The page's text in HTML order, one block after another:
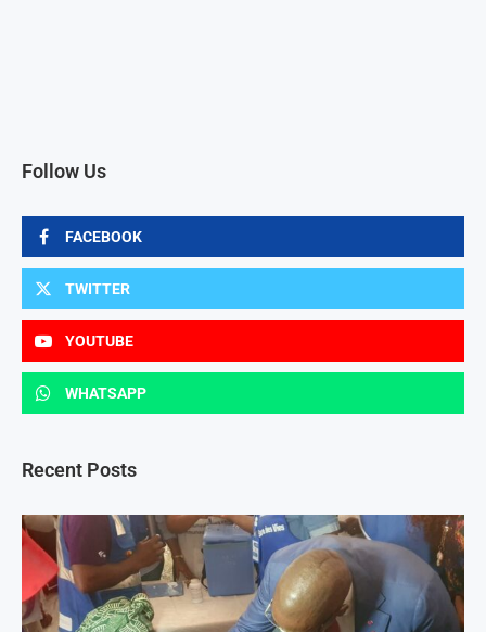
Follow Us
FACEBOOK
TWITTER
YOUTUBE
WHATSAPP
Recent Posts